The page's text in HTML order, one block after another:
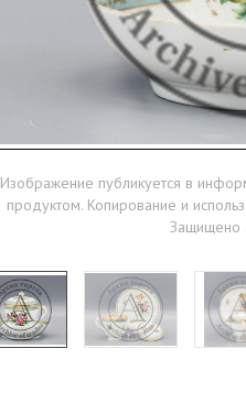
Изображение публикуется в
продуктом. Копирование и
Защищено